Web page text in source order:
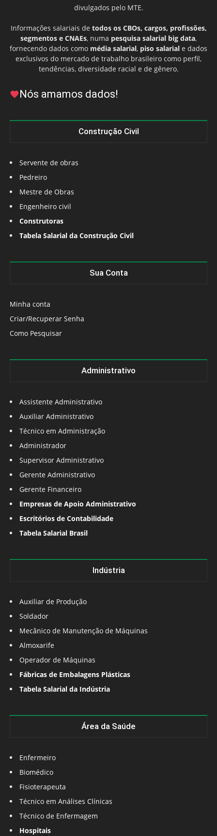
divulgados pelo MTE.
Informações salariais de todos os CBOs, cargos, profissões,
segmentos e CNAEs, numa pesquisa salarial big data,
fornecendo dados como média salarial, piso salarial e dados
exclusivos do mercado de trabalho brasileiro como perfil,
tendências, diversidade racial e de gênero.
Nós amamos dados!
Construção Civil
Servente de obras
Pedreiro
Mestre de Obras
Engenheiro civil
Construtoras
Tabela Salarial da Construção Civil
Sua Conta
Minha conta
Criar/Recuperar Senha
Como Pesquisar
Administrativo
Assistente Administrativo
Auxiliar Administrativo
Técnico em Administração
Administrador
Supervisor Administrativo
Gerente Administrativo
Gerente Financeiro
Empresas de Apoio Administrativo
Escritórios de Contabilidade
Tabela Salarial Brasil
Indústria
Auxiliar de Produção
Soldador
Mecânico de Manutenção de Máquinas
Almoxarife
Operador de Máquinas
Fábricas de Embalagens Plásticas
Tabela Salarial da Indústria
Área da Saúde
Enfermeiro
Biomédico
Fisioterapeuta
Técnico em Análises Clínicas
Técnico de Enfermagem
Hospitais